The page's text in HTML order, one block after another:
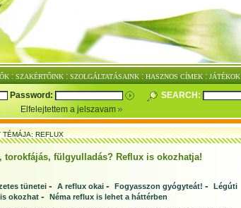
: SZAKÉRTŐINK : SZOLGÁLTATÁSAINK : HASZNOS CÍMEK : JÁTÉKOK
Password:
SEARCH:
Elfelejtettem a jelszavam
TÉMÁJA: REFLUX
torokfájás, fülgyulladás? Reflux is okozhatja!
tünetei - A reflux okai - Fogyasszon gyógyteát! - Légúti
okozhat - Néma reflux is lehet a háttérben